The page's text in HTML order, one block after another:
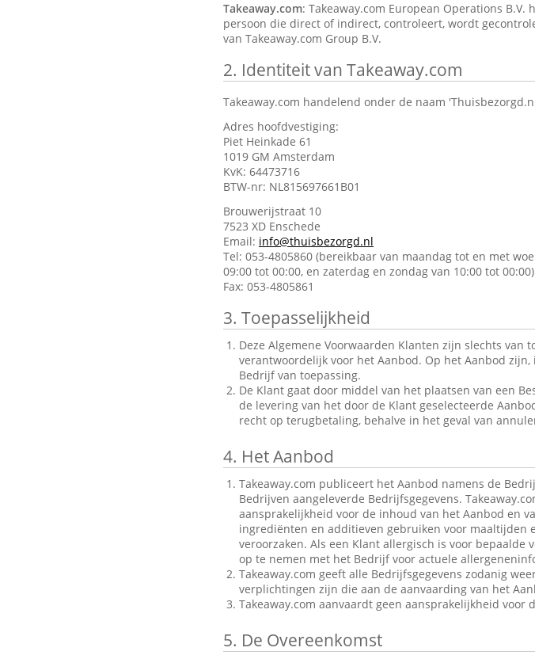
Takeaway.com: Takeaway.com European Operations
persoon die direct of indirect, controleert, wordt
van Takeaway.com Group B.V.
2. Identiteit van Takeaway.com
Takeaway.com handelend onder de naam
Adres hoofdvestiging:
Piet Heinkade 61
1019 GM Amsterdam
KvK: 64473716
BTW-nr: NL815697661B01
Brouwerijstraat 10
7523 XD Enschede
Email: info@thuisbezorgd.nl
Tel: 053-4805860 (bereikbaar van maandag tot en met
09:00 tot 00:00, en zaterdag en zondag van 10:00 tot 00:00)
Fax: 053-4805861
3. Toepasselijkheid
Deze Algemene Voorwaarden Klanten zijn slechts van
verantwoordelijk voor het Aanbod. Op het Aanbod
Bedrijf van toepassing.
De Klant gaat door middel van het plaatsen van een
de levering van het door de Klant geselecteerde
recht op terugbetaling, behalve in het geval van
4. Het Aanbod
Takeaway.com publiceert het Aanbod namens de
Bedrijven aangeleverde Bedrijfsgegevens.
aansprakelijkheid voor de inhoud van het Aanbod en
ingrediënten en additieven gebruiken voor maaltijden
veroorzaken. Als een Klant allergisch is voor
op te nemen met het Bedrijf voor actuele
Takeaway.com geeft alle Bedrijfsgegevens zodanig
verplichtingen zijn die aan de aanvaarding van het
Takeaway.com aanvaardt geen aansprakelijkheid voor
5. De Overeenkomst